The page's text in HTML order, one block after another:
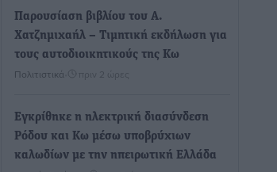
Παρουσίαση βιβλίου του Α.
Χατζημιχαήλ – Τιμητική εκδήλωση για
τους αυτοδιοικητικούς της Κω
Πολιτιστικά πριν 2 ώρες
Εγκρίθηκε η ηλεκτρική διασύνδεση
Ρόδου και Κω μέσω υποβρύχιων
καλωδίων με την ηπειρωτική Ελλάδα